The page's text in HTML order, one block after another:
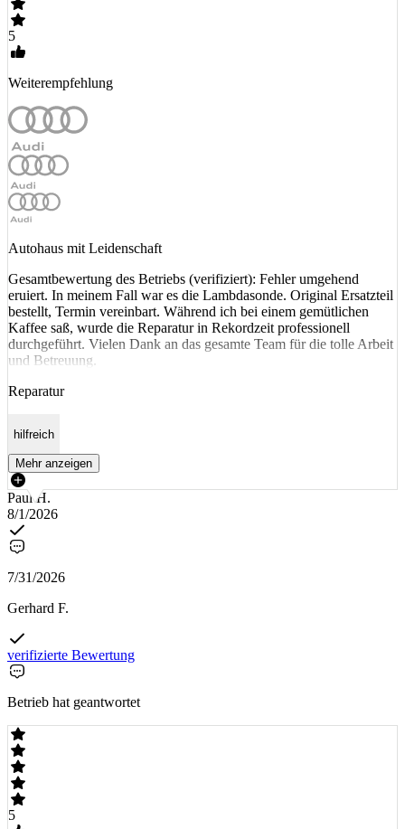
5
Weiterempfehlung
Autohaus mit Leidenschaft
Gesamtbewertung des Betriebs (verifiziert): Fehler umgehend
eruiert. In meinem Fall war es die Lambdasonde. Original Ersatzteil
bestellt, Termin vereinbart. Während ich bei einem gemütlichen
Kaffee saß, wurde die Reparatur in Rekordzeit professionell
durchgeführt. Vielen Dank an das gesamte Team für die tolle Arbeit
und Betreuung.
Reparatur
hilfreich
Mehr anzeigen
Paul H.
8/1/2026
7/31/2026
Gerhard F.
verifizierte Bewertung
Betrieb hat geantwortet
5